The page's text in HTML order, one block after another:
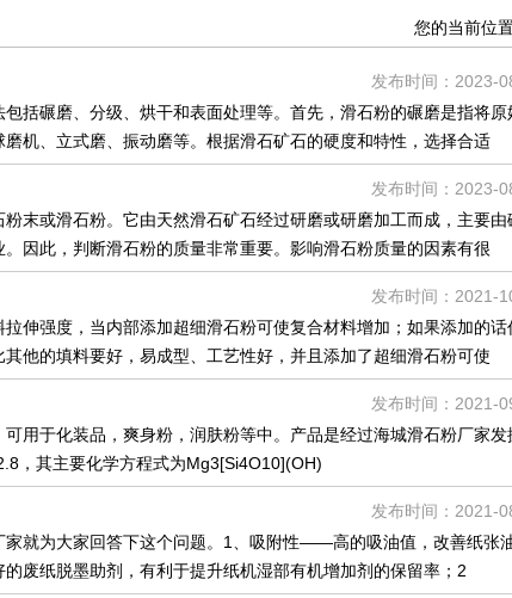
您的当前位
括碾磨、分级、烘干和表面处理等。首先，滑石粉的碾磨是指将
机、立式磨、振动磨等。根据滑石矿石的硬度和特性，选择合适
发布时间：2023-
末或滑石粉。它由天然滑石矿石经过研磨或研磨加工而成，主要
因此，判断滑石粉的质量非常重要。影响滑石粉质量的因素有很
发布时间：2023-
伸强度，当内部添加超细滑石粉可使复合材料增加；如果添加的
他的填料要好，易成型、工艺性好，并且添加了超细滑石粉可使
发布时间：2021-
用于化装品，爽身粉，润肤粉等中。产品是经过海城滑石粉厂家
，其主要化学方程式为Mg3[Si4O10](OH)
发布时间：2021-
就为大家回答下这个问题。1、吸附性——高的吸油值，改善纸张
废纸脱墨助剂，有利于提升纸机湿部有机增加剂的保留率；2
发布时间：2021-